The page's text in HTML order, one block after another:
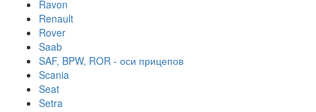
Ravon
Renault
Rover
Saab
SAF, BPW, ROR - оси прицепов
Scania
Seat
Setra